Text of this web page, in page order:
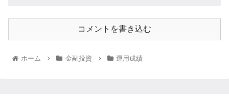
コメントを書き込む
ホーム 金融投資 運用成績